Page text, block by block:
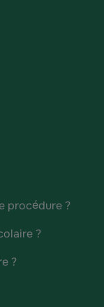
procédure ?
?
?